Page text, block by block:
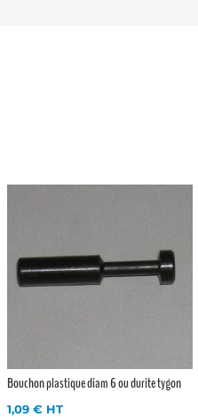
Bouchon plastique diam 6 ou durite tygon
1,09€ HT